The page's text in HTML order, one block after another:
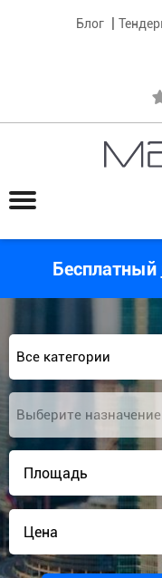
Блог
Бесплатный